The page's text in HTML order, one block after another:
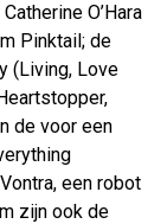
O’Hara
Pinktail; de
(Living, Love
de voor een
een robot
zijn ook de